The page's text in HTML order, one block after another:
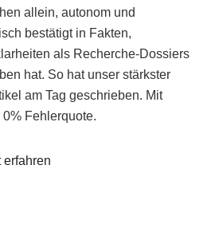
allein, autonom und
bestätigt in Fakten,
als Recherche-Dossiers
hat. So hat unser stärkster
am Tag geschrieben. Mit
Fehlerquote.
erfahren